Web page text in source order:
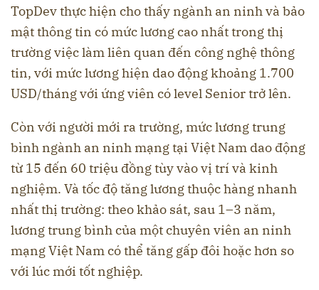
TopDev thực hiện cho thấy ngành an ninh và bảo
mật thông tin có mức lương cao nhất trong thị
trường việc làm liên quan đến công nghệ thông
tin, với mức lương hiện dao động khoảng 1.700
USD/tháng với ứng viên có level Senior trở lên.
Còn với người mới ra trường, mức lương trung
bình ngành an ninh mạng tại Việt Nam dao động
từ 15 đến 60 triệu đồng tùy vào vị trí và kinh
nghiệm. Và tốc độ tăng lương thuộc hàng nhanh
nhất thị trường: theo khảo sát, sau 1–3 năm,
lương trung bình của một chuyên viên an ninh
mạng Việt Nam có thể tăng gấp đôi hoặc hơn so
với lúc mới tốt nghiệp.